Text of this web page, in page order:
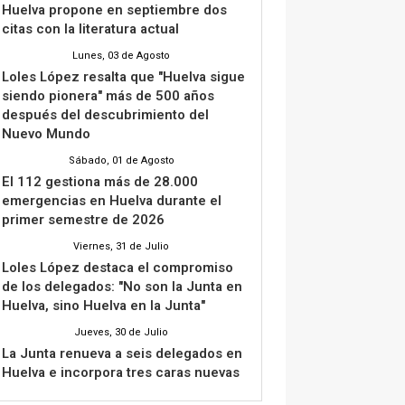
Huelva propone en septiembre dos
citas con la literatura actual
Lunes, 03 de Agosto
Loles López resalta que "Huelva sigue
siendo pionera" más de 500 años
después del descubrimiento del
Nuevo Mundo
Sábado, 01 de Agosto
El 112 gestiona más de 28.000
emergencias en Huelva durante el
primer semestre de 2026
Viernes, 31 de Julio
Loles López destaca el compromiso
de los delegados: "No son la Junta en
Huelva, sino Huelva en la Junta"
Jueves, 30 de Julio
La Junta renueva a seis delegados en
Huelva e incorpora tres caras nuevas